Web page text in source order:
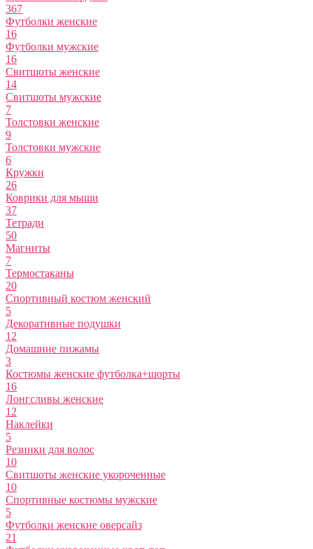
367
Футболки женские
16
Футболки мужские
16
Свитшоты женские
14
Свитшоты мужские
7
Толстовки женские
9
Толстовки мужские
6
Кружки
26
Коврики для мыши
37
Тетради
50
Магниты
7
Термостаканы
20
Спортивный костюм женский
5
Декоративные подушки
12
Домашние пижамы
3
Костюмы женские футболка+шорты
16
Лонгсливы женские
12
Наклейки
5
Резинки для волос
10
Свитшоты женские укороченные
10
Спортивные костюмы мужские
5
Футболки женские оверсайз
21